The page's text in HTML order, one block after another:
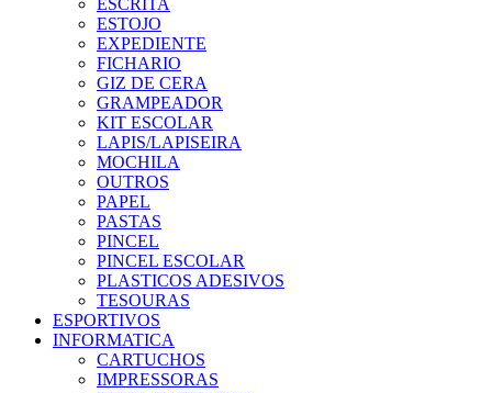
ESTOJO
EXPEDIENTE
FICHARIO
GIZ DE CERA
GRAMPEADOR
KIT ESCOLAR
LAPIS/LAPISEIRA
MOCHILA
OUTROS
PAPEL
PASTAS
PINCEL
PINCEL ESCOLAR
PLASTICOS ADESIVOS
TESOURAS
ESPORTIVOS
INFORMATICA
CARTUCHOS
IMPRESSORAS